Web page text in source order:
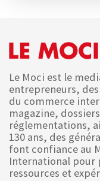
Le Moci est le
entrepreneurs,
du commerce
magazine,
réglementations,
130 ans, des
font confiance au
International
ressources et